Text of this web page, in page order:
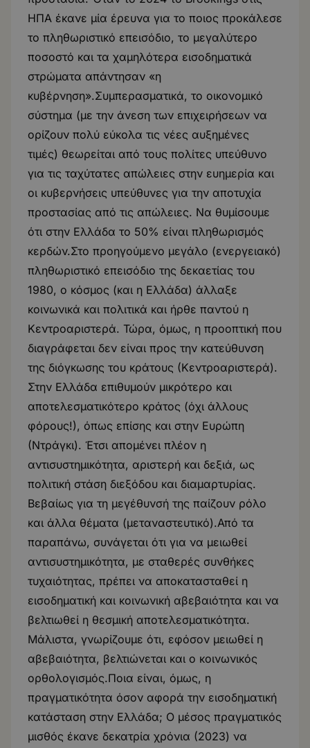
ΗΠΑ έκανε μία έρευνα για το ποιος προκάλεσε
το πληθωριστικό επεισόδιο, το μεγαλύτερο
ποσοστό και τα χαμηλότερα εισοδηματικά
στρώματα απάντησαν «η
κυβέρνηση».Συμπερασματικά, το οικονομικό
σύστημα (με την άνεση των επιχειρήσεων να
ορίζουν πολύ εύκολα τις νέες αυξημένες
τιμές) θεωρείται από τους πολίτες υπεύθυνο
για τις ταχύτατες απώλειες στην ευημερία και
οι κυβερνήσεις υπεύθυνες για την αποτυχία
προστασίας από τις απώλειες. Να θυμίσουμε
ότι στην Ελλάδα το 50% είναι πληθωρισμός
κερδών.Στο προηγούμενο μεγάλο (ενεργειακό)
πληθωριστικό επεισόδιο της δεκαετίας του
1980, ο κόσμος (και η Ελλάδα) άλλαξε
κοινωνικά και πολιτικά και ήρθε παντού η
Κεντροαριστερά. Τώρα, όμως, η προοπτική που
διαγράφεται δεν είναι προς την κατεύθυνση
της διόγκωσης του κράτους (Κεντροαριστερά).
Στην Ελλάδα επιθυμούν μικρότερο και
αποτελεσματικότερο κράτος (όχι άλλους
φόρους!), όπως επίσης και στην Ευρώπη
(Ντράγκι). Έτσι απομένει πλέον η
αντισυστημικότητα, αριστερή και δεξιά, ως
πολιτική στάση διεξόδου και διαμαρτυρίας.
Βεβαίως για τη μεγέθυνσή της παίζουν ρόλο
και άλλα θέματα (μεταναστευτικό).Από τα
παραπάνω, συνάγεται ότι για να μειωθεί
αντισυστημικότητα, με σταθερές συνθήκες
τυχαιότητας, πρέπει να αποκατασταθεί η
εισοδηματική και κοινωνική αβεβαιότητα και να
βελτιωθεί η θεσμική αποτελεσματικότητα.
Μάλιστα, γνωρίζουμε ότι, εφόσον μειωθεί η
αβεβαιότητα, βελτιώνεται και ο κοινωνικός
ορθολογισμός.Ποια είναι, όμως, η
πραγματικότητα όσον αφορά την εισοδηματική
κατάσταση στην Ελλάδα; Ο μέσος πραγματικός
μισθός έκανε δεκατρία χρόνια (2023) να